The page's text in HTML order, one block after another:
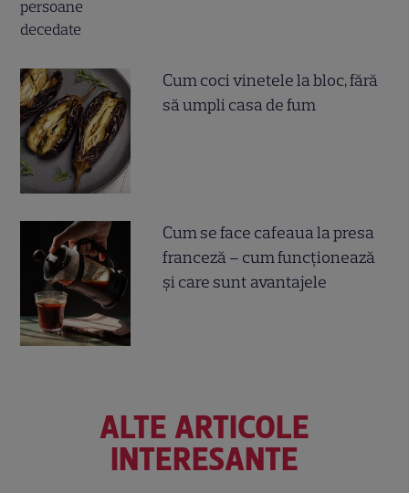
Cum coci vinetele la bloc, fără
să umpli casa de fum
Cum se face cafeaua la presa
franceză – cum funcționează
și care sunt avantajele
ALTE ARTICOLE
INTERESANTE